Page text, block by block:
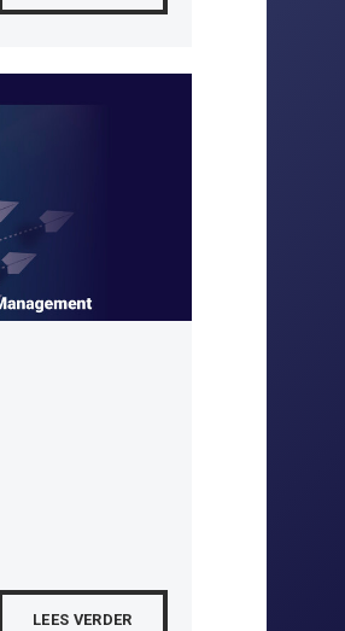
LEES VERDER